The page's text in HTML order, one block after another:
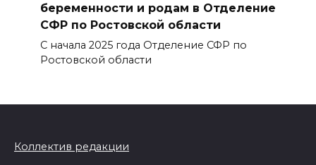
беременности и родам в Отделение
СФР по Ростовской области
С начала 2025 года Отделение СФР по
Ростовской области
Коллектив редакции